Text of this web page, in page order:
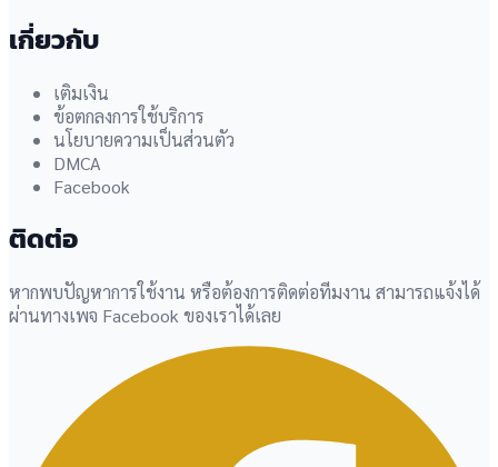
เกี่ยวกับ
เติมเงิน
ข้อตกลงการใช้บริการ
นโยบายความเป็นส่วนตัว
DMCA
Facebook
ติดต่อ
หากพบปัญหาการใช้งาน หรือต้องการติดต่อทีมงาน สามารถแจ้งได้
ผ่านทางเพจ Facebook ของเราได้เลย